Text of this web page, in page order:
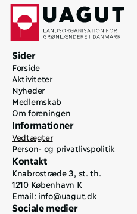
Sider
Forside
Aktiviteter
Nyheder
Medlemskab
Om foreningen
Informationer
Vedtægter
Person- og privatlivspolitik
Kontakt
Knabrostræde 3, st. th.
1210 København K
Email: info@uagut.dk
Sociale medier